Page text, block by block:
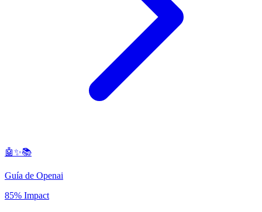
🤖✨📚
Guía de Openai
85% Impact